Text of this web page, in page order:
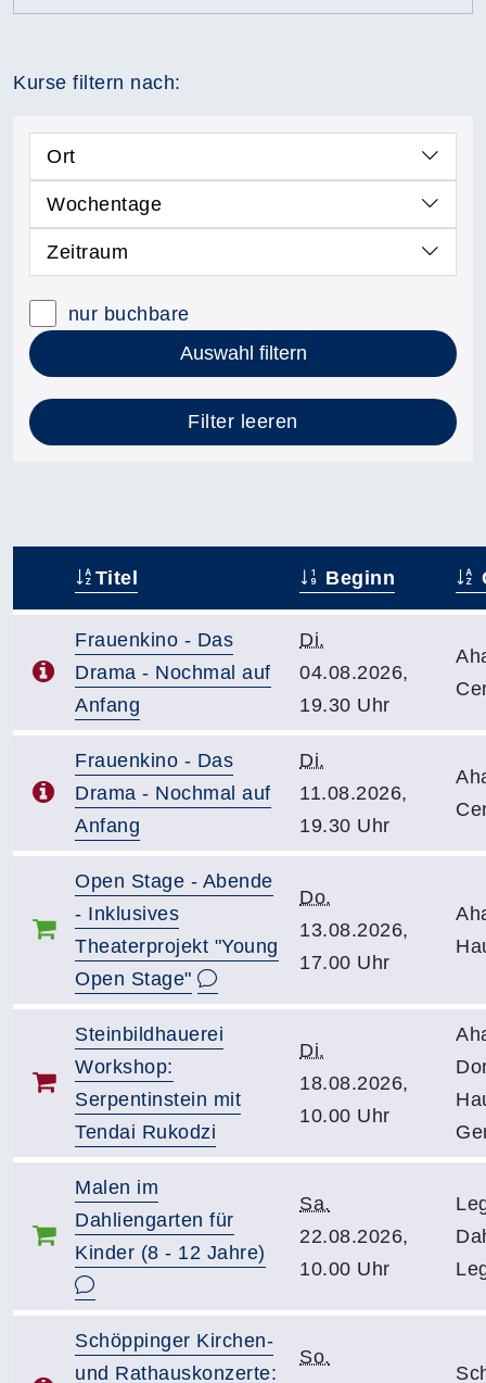
Kurse filtern nach:
Ort
Wochentage
Zeitraum
nur buchbare
Auswahl filtern
Filter leeren
Titel Beginn
Frauenkino - Das
Drama - Nochmal auf
Anfang
Di.
04.08.2026,
19.30 Uhr
Frauenkino - Das
Drama - Nochmal auf
Anfang
Di.
11.08.2026,
19.30 Uhr
Open Stage - Abende
- Inklusives
Theaterprojekt "Young
Open Stage"
Do.
13.08.2026,
17.00 Uhr
Steinbildhauerei
Workshop:
Serpentinstein mit
Tendai Rukodzi
Di.
18.08.2026,
10.00 Uhr
Malen im
Dahliengarten für
Kinder (8 - 12 Jahre)
Sa.
22.08.2026,
10.00 Uhr
Schöppinger Kirchen-
und Rathauskonzerte:
So.